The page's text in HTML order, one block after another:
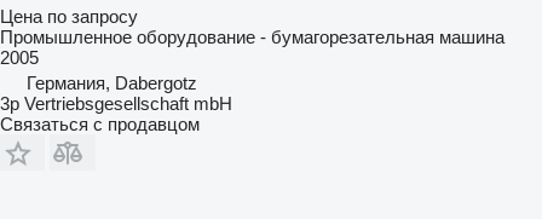
Цена по запросу
Промышленное оборудование - бумагорезательная машина
2005
Германия, Dabergotz
3p Vertriebsgesellschaft mbH
Связаться с продавцом